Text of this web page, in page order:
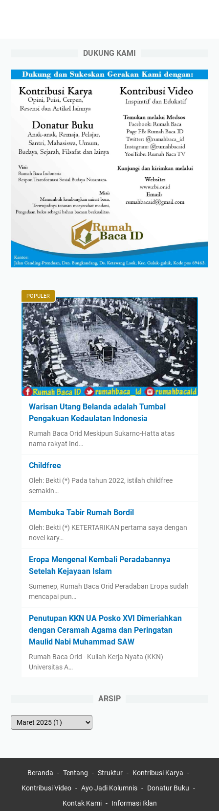
DUKUNG KAMI
POPULER
Warisan Utang Belanda adalah Tumbal
Pengakuan Kedaulatan Indonesia
Rumah Baca Orid Meskipun Sukarno-Hatta atas
nama rakyat Ind…
Childfree
Oleh: Bekti (*) Pada tahun 2022, istilah childfree
semakin…
Membuka Tabir Rumah Bordil
Oleh: Bekti (*) KETERTARIKAN pertama saya dengan
novel kary…
Eropa Mengenal Kembali Peradabannya
Setelah Kejayaan Islam
Sumenep, Rumah Baca Orid Peradaban Eropa sudah
mencapai pun…
Penutupan KKN UA Posko XVI Dimeriahkan
dengan Ceramah Agama dan Peringatan
Maulid Nabi Muhammad SAW
Rumah Baca Orid - Kuliah Kerja Nyata (KKN)
Universitas A…
ARSIP
Beranda Tentang Struktur
Kontribusi Karya
Kontribusi Video
Ayo Jadi Kolumnis
Donatur Buku
Kontak Kami
Informasi Iklan